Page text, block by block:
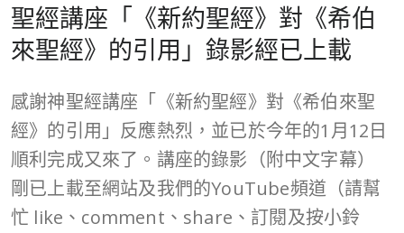
聖經講座「《新約聖經》對《希伯
來聖經》的引用」錄影經已上載
感謝神聖經講座「《新約聖經》對《希伯來聖
經》的引用」反應熱烈，並已於今年的1月12日
順利完成又來了。講座的錄影（附中文字幕）
剛已上載至網站及我們的YouTube頻道（請幫
忙 like、comment、share、訂閱及按小鈴